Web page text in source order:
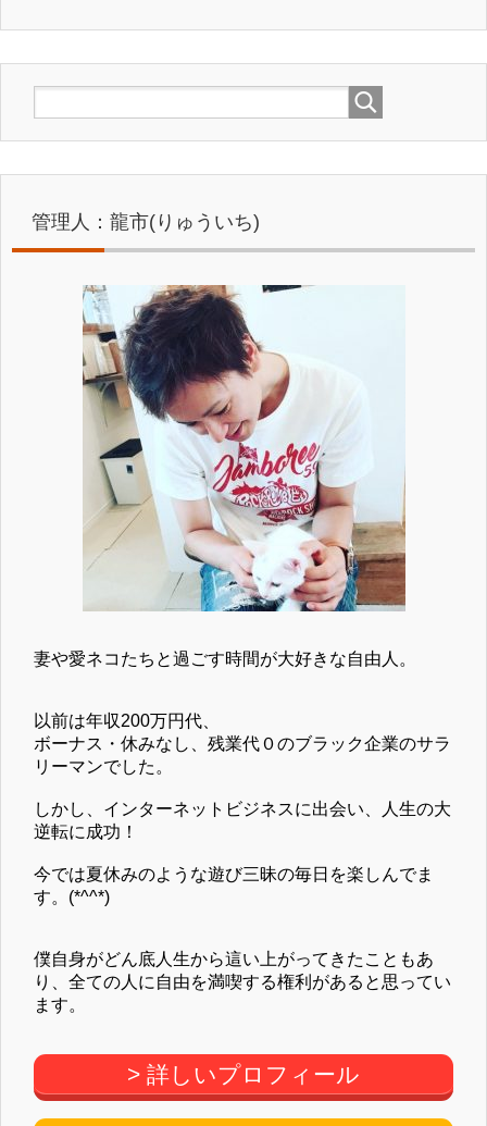
管理人：龍市(りゅういち)
妻や愛ネコたちと過ごす時間が大好きな自由人。
以前は年収200万円代、
ボーナス・休みなし、残業代０のブラック企業のサラ
リーマンでした。
しかし、インターネットビジネスに出会い、人生の大
逆転に成功！
今では夏休みのような遊び三昧の毎日を楽しんでま
す。(*^^*)
僕自身がどん底人生から這い上がってきたこともあ
り、全ての人に自由を満喫する権利があると思ってい
ます。
> 詳しいプロフィール